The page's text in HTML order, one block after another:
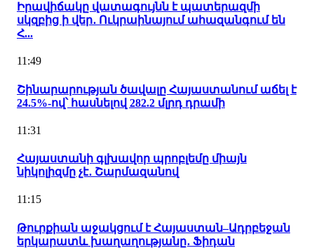
Իրավիճակը վատագույնն է պատերազմի
սկզբից ի վեր․ Ուկրաինայում ահազանգում են
Հ...
11:49
Շինարարության ծավալը Հայաստանում աճել է
24.5%-ով՝ հասնելով 282.2 մլրդ դրամի
11:31
Հայաստանի գլխավոր պրոբլեմը միայն
նիկոլիզմը չէ․ Շարմազանով
11:15
Թուրքիան աջակցում է Հայաստան–Ադրբեջան
երկարատև խաղաղությանը․ Ֆիդան